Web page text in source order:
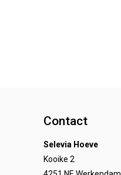
Contact
Selevia Hoeve
Kooike 2